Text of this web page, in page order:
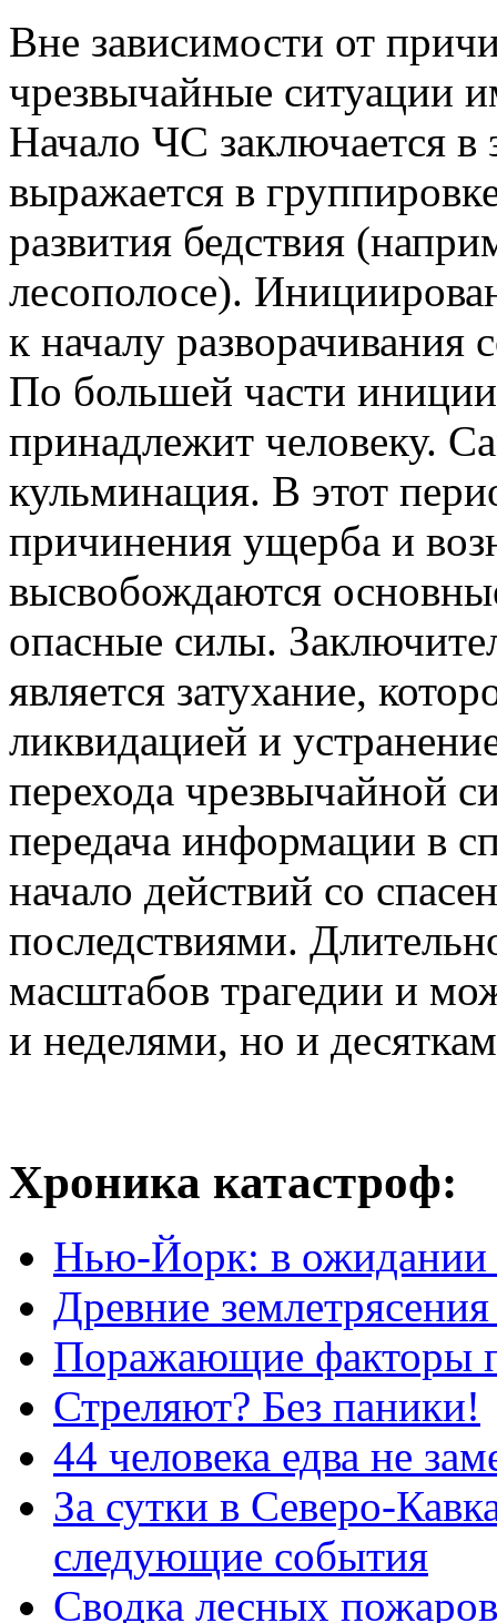
Вне зависимости от
чрезвычайные ситуации
Начало ЧС заключается в
выражается в
развития бедствия
лесополосе).
к началу разворачивания
По большей части
принадлежит человеку.
кульминация. В этот
причинения ущерба и
высвобождаются
опасные силы.
является затухание,
ликвидацией и
перехода чрезвычайной
передача информации в
начало действий со
последствиями.
масштабов трагедии и
и неделями, но и
Хроника катастроф:
Нью-Йорк: в ожидании
Древние
Поражающие факторы
Стреляют? Без паники!
44 человека едва не
За сутки в Северо-
следующие события
Сводка лесных пожаров